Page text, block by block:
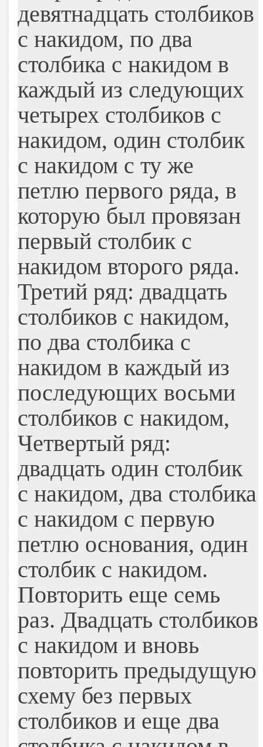
девятнадцать столбиков
с накидом, по два
столбика с накидом в
каждый из следующих
четырех столбиков с
накидом, один столбик
с накидом с ту же
петлю первого ряда, в
которую был провязан
первый столбик с
накидом второго ряда.
Третий ряд: двадцать
столбиков с накидом,
по два столбика с
накидом в каждый из
последующих восьми
столбиков с накидом,
Четвертый ряд:
двадцать один столбик
с накидом, два столбика
с накидом с первую
петлю основания, один
столбик с накидом.
Повторить еще семь
раз. Двадцать столбиков
с накидом и вновь
повторить предыдущую
схему без первых
столбиков и еще два